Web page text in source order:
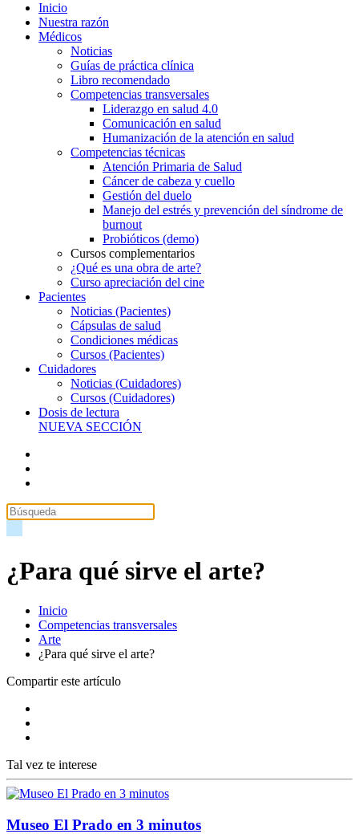
Inicio
Nuestra razón
Médicos
Noticias
Guías de práctica clínica
Libro recomendado
Competencias transversales
Liderazgo en salud 4.0
Comunicación en salud
Humanización de la atención en salud
Competencias técnicas
Atención Primaria de Salud
Cáncer de cabeza y cuello
Gestión del duelo
Manejo del estrés y prevención del síndrome de
burnout
Probióticos (demo)
Cursos complementarios
¿Qué es una obra de arte?
Curso apreciación del cine
Pacientes
Noticias (Pacientes)
Cápsulas de salud
Condiciones médicas
Cursos (Pacientes)
Cuidadores
Noticias (Cuidadores)
Cursos (Cuidadores)
Dosis de lectura
NUEVA SECCIÓN
¿Para qué sirve el arte?
Inicio
Competencias transversales
Arte
¿Para qué sirve el arte?
Compartir este artículo
Tal vez te interese
Museo El Prado en 3 minutos